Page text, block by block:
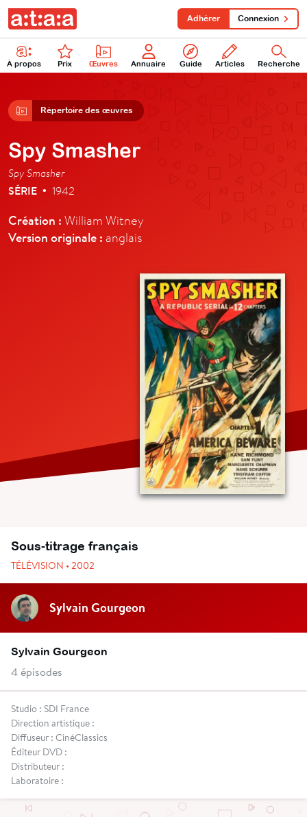
À propos Prix Œuvres Annuaire Guide Articles Recherche
Adhérer Connexion
Répertoire des œuvres
Spy Smasher
Spy Smasher
SÉRIE • 1942
Création : William Witney
Version originale : anglais
Sous-titrage français
TÉLÉVISION • 2002
Sylvain Gourgeon
Sylvain Gourgeon
4 épisodes
Studio : SDI France
Direction artistique :
Diffuseur : CinéClassics
Éditeur DVD :
Distributeur :
Laboratoire :